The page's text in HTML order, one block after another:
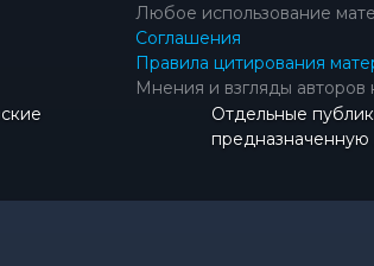
Любое использование
Соглашения
Правила цитирования
Мнения и взгляды авторов
Отдельные
предназначенную